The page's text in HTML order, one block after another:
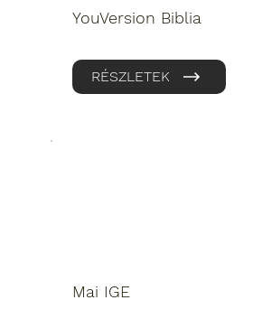
YouVersion Biblia
RÉSZLETEK
Mai IGE